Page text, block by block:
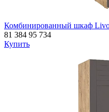
Комбинированный шкаф
81 384 95 734
Купить